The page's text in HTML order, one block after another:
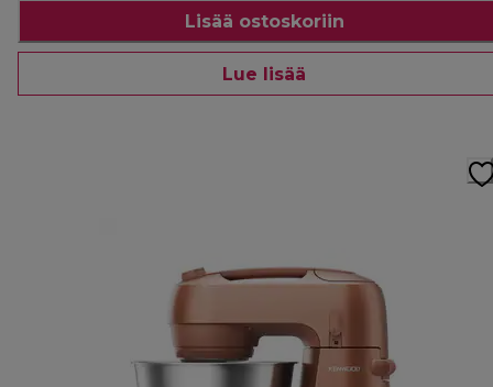
Lisää ostoskoriin
Lue lisää